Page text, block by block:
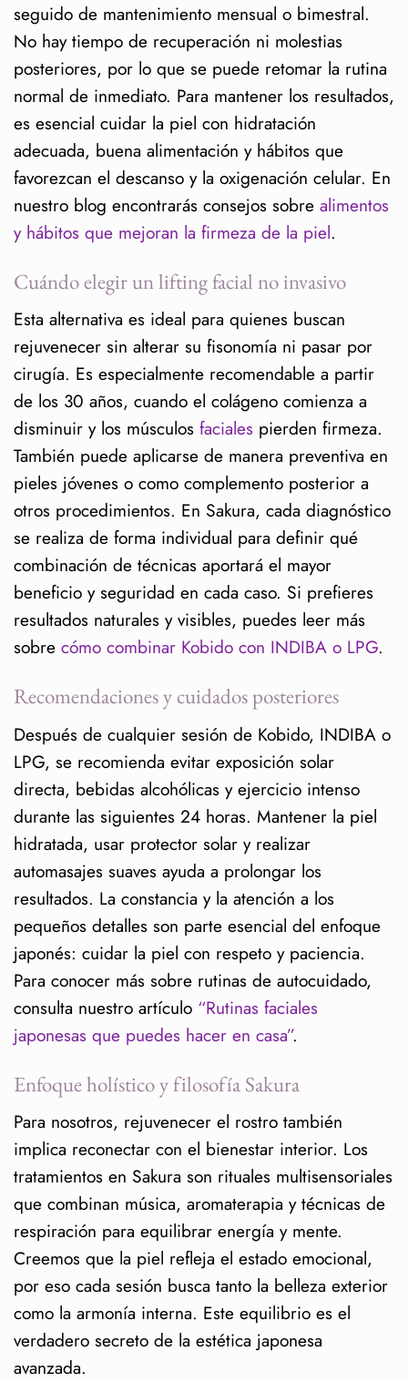
seguido de mantenimiento mensual o bimestral.
No hay tiempo de recuperación ni molestias
posteriores, por lo que se puede retomar la rutina
normal de inmediato. Para mantener los resultados,
es esencial cuidar la piel con hidratación
adecuada, buena alimentación y hábitos que
favorezcan el descanso y la oxigenación celular. En
nuestro blog encontrarás consejos sobre alimentos
y hábitos que mejoran la firmeza de la piel.
Cuándo elegir un lifting facial no invasivo
Esta alternativa es ideal para quienes buscan
rejuvenecer sin alterar su fisonomía ni pasar por
cirugía. Es especialmente recomendable a partir
de los 30 años, cuando el colágeno comienza a
disminuir y los músculos faciales pierden firmeza.
También puede aplicarse de manera preventiva en
pieles jóvenes o como complemento posterior a
otros procedimientos. En Sakura, cada diagnóstico
se realiza de forma individual para definir qué
combinación de técnicas aportará el mayor
beneficio y seguridad en cada caso. Si prefieres
resultados naturales y visibles, puedes leer más
sobre cómo combinar Kobido con INDIBA o LPG.
Recomendaciones y cuidados posteriores
Después de cualquier sesión de Kobido, INDIBA o
LPG, se recomienda evitar exposición solar
directa, bebidas alcohólicas y ejercicio intenso
durante las siguientes 24 horas. Mantener la piel
hidratada, usar protector solar y realizar
automasajes suaves ayuda a prolongar los
resultados. La constancia y la atención a los
pequeños detalles son parte esencial del enfoque
japonés: cuidar la piel con respeto y paciencia.
Para conocer más sobre rutinas de autocuidado,
consulta nuestro artículo “Rutinas faciales
japonesas que puedes hacer en casa”.
Enfoque holístico y filosofía Sakura
Para nosotros, rejuvenecer el rostro también
implica reconectar con el bienestar interior. Los
tratamientos en Sakura son rituales multisensoriales
que combinan música, aromaterapia y técnicas de
respiración para equilibrar energía y mente.
Creemos que la piel refleja el estado emocional,
por eso cada sesión busca tanto la belleza exterior
como la armonía interna. Este equilibrio es el
verdadero secreto de la estética japonesa
avanzada.